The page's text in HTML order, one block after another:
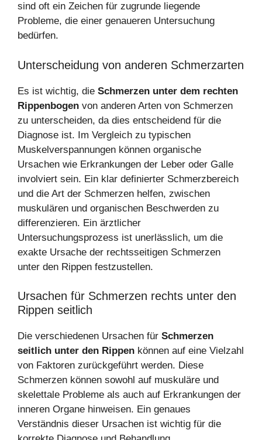
sind oft ein Zeichen für zugrunde liegende
Probleme, die einer genaueren Untersuchung
bedürfen.
Unterscheidung von anderen Schmerzarten
Es ist wichtig, die Schmerzen unter dem rechten
Rippenbogen von anderen Arten von Schmerzen
zu unterscheiden, da dies entscheidend für die
Diagnose ist. Im Vergleich zu typischen
Muskelverspannungen können organische
Ursachen wie Erkrankungen der Leber oder Galle
involviert sein. Ein klar definierter Schmerzbereich
und die Art der Schmerzen helfen, zwischen
muskulären und organischen Beschwerden zu
differenzieren. Ein ärztlicher
Untersuchungsprozess ist unerlässlich, um die
exakte Ursache der rechtsseitigen Schmerzen
unter den Rippen festzustellen.
Ursachen für Schmerzen rechts unter den
Rippen seitlich
Die verschiedenen Ursachen für Schmerzen
seitlich unter den Rippen können auf eine Vielzahl
von Faktoren zurückgeführt werden. Diese
Schmerzen können sowohl auf muskuläre und
skelettale Probleme als auch auf Erkrankungen der
inneren Organe hinweisen. Ein genaues
Verständnis dieser Ursachen ist wichtig für die